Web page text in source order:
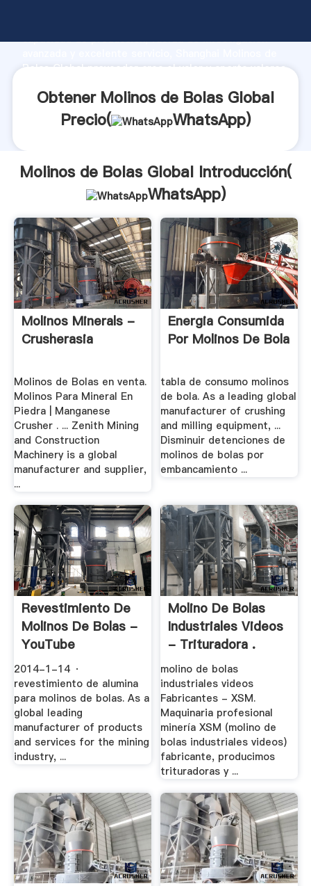
capacidad de producción, fuerza de investigación
Bolas Global proveedor crea el valor y aporta valores
Obtener Molinos de Bolas Global
Precio(
WhatsApp)
Molinos de Bolas Global Introducción(
WhatsApp)
Molinos Minerals -
Crusherasia
Molinos de Bolas en venta.
Molinos Para Mineral En
Piedra | Manganese
Crusher . ... Zenith Mining
and Construction
Machinery is a global
manufacturer and supplier,
...
Energia Consumida
Por Molinos De Bola
tabla de consumo molinos
de bola. As a leading global
manufacturer of crushing
and milling equipment, ...
Disminuir detenciones de
molinos de bolas por
embancamiento ...
Revestimiento De
Molinos De Bolas -
YouTube
2014-1-14 ·
revestimiento de alumina
para molinos de bolas. As a
global leading
manufacturer of products
and services for the mining
industry, ...
Molino De Bolas
Industriales Videos
- Trituradora .
molino de bolas
industriales videos
Fabricantes - XSM.
Maquinaria profesional
minería XSM (molino de
bolas industriales videos)
fabricante, producimos
trituradoras y ...